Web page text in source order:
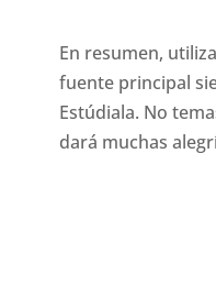
En resumen,
fuente principal
Estúdiala. No
dará muchas